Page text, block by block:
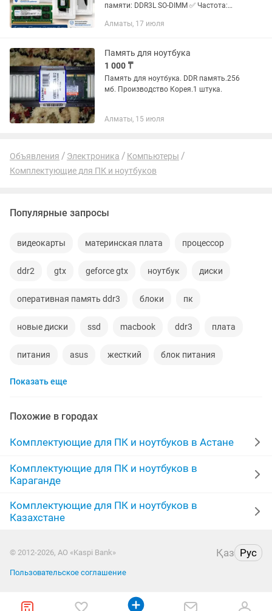
памяти: DDR3L SO-DIMM ✅ Частота:
ноутбуков ✅ Полностью исправна, без
Алматы, 17 июля
Память для ноутбука
1 000 ₸
Память для ноутбука. DDR память.256
мб. Производство Корея.1 штука.
Алматы, 15 июля
Объявления Электроника
Компьютеры
Комплектующие для ПК и ноутбуков
Популярные запросы
видеокарты материнская плата процессор
ddr2 gtx geforce gtx ноутбук диски
оперативная память ddr3 блоки пк
новые диски ssd macbook ddr3 плата
питания asus жесткий блок питания
переходник
шнур lenovo батарея ноутбуки новые
macbook pro vga новые аккумулятор
Показать еще
Похожие в городах
Комплектующие для ПК и ноутбуков в Астане
Комплектующие для ПК и ноутбуков в
Караганде
Комплектующие для ПК и ноутбуков в
Казахстане
© 2012-2026, АО «Kaspi Bank» Қаз Рус
Пользовательское соглашение